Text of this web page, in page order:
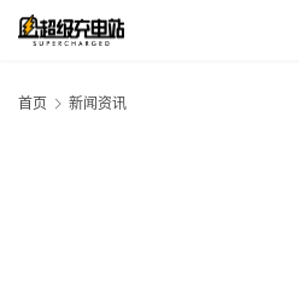
首页 新闻资讯